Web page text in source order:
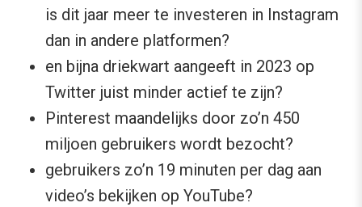
is dit jaar meer te investeren in Instagram
dan in andere platformen?
en bijna driekwart aangeeft in 2023 op
Twitter juist minder actief te zijn?
Pinterest maandelijks door zo’n 450
miljoen gebruikers wordt bezocht?
gebruikers zo’n 19 minuten per dag aan
video’s bekijken op YouTube?